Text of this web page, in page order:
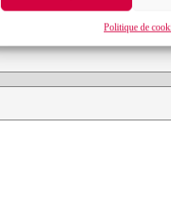
Politique de